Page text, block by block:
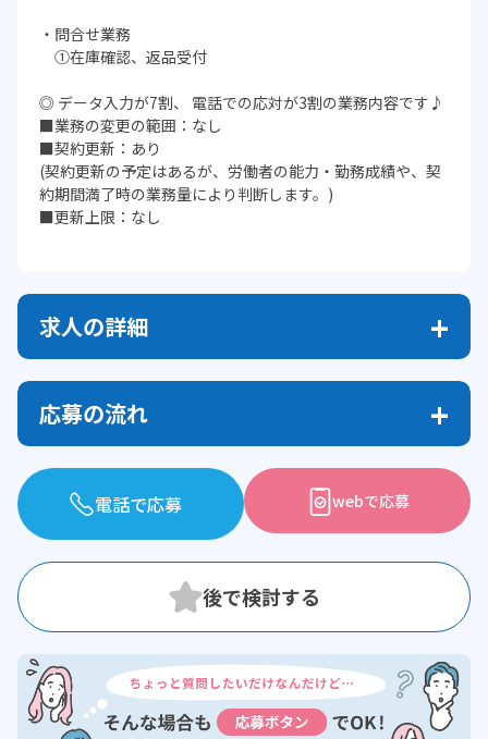
・問合せ業務
①在庫確認、返品受付
◎ データ入力が7割、 電話での応対が3割の業務内容です♪
■業務の変更の範囲：なし
■契約更新：あり
(契約更新の予定はあるが、労働者の能力・勤務成績や、契
約期間満了時の業務量により判断します。)
■更新上限：なし
求人の詳細
応募の流れ
電話で応募 webで応募